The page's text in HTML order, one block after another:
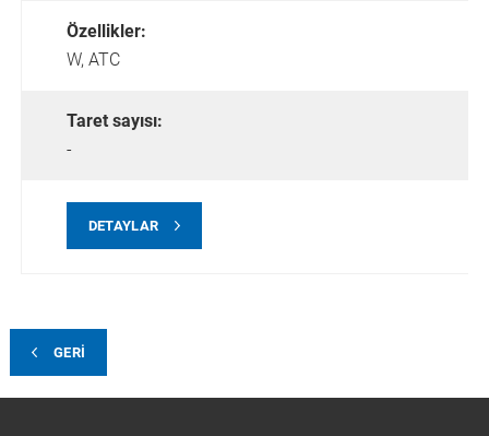
Özellikler:
W, ATC
Taret sayısı:
-
DETAYLAR
GERI